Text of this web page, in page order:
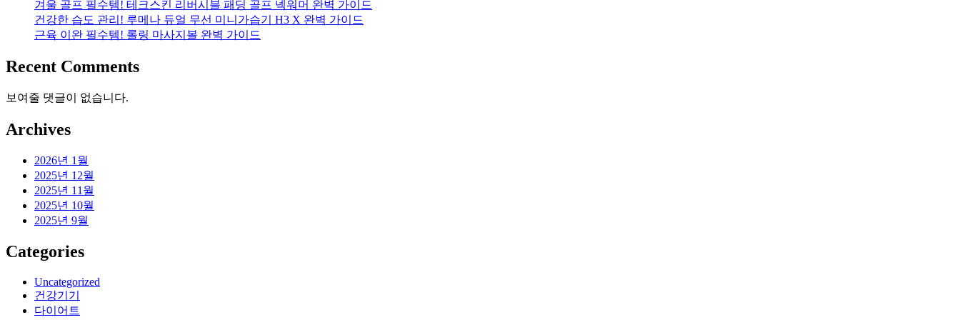
겨울 골프 필수템! 테크스킨 리버시블 패딩 골프 넥워머 완벽 가이드
건강한 습도 관리! 루메나 듀얼 무선 미니가습기 H3 X 완벽 가이드
근육 이완 필수템! 롤링 마사지볼 완벽 가이드
Recent Comments
보여줄 댓글이 없습니다.
Archives
2026년 1월
2025년 12월
2025년 11월
2025년 10월
2025년 9월
Categories
Uncategorized
건강기기
다이어트